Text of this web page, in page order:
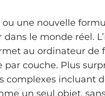
une nouvelle
le monde réel.
au ordinateur de
couche. Plus
complexes incluant
un seul objet,